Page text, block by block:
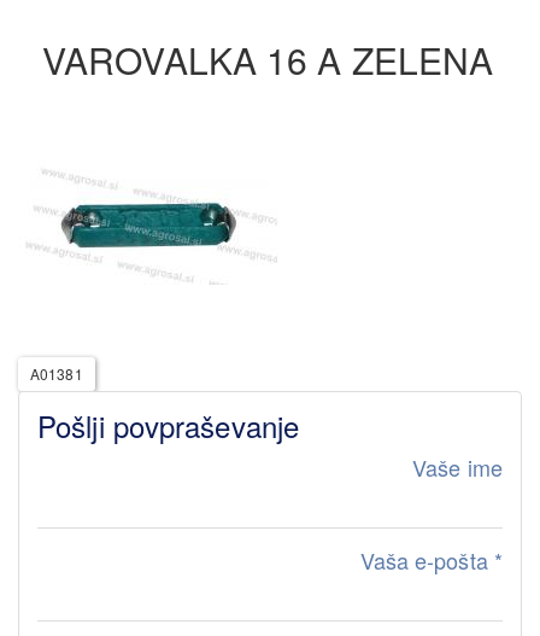
VAROVALKA 16 A ZELENA
A01381
Pošlji povpraševanje
Vaše ime
Vaša e-pošta *